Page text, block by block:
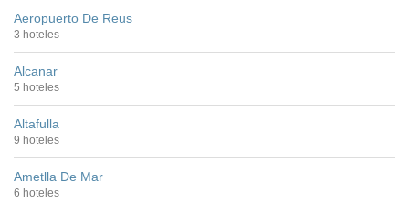
Aeropuerto De Reus
3 hoteles
Alcanar
5 hoteles
Altafulla
9 hoteles
Ametlla De Mar
6 hoteles